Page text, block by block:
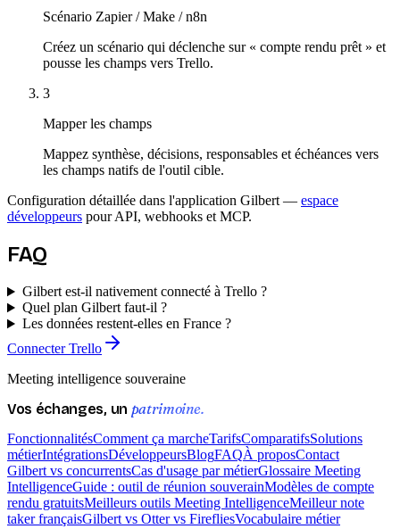
Scénario Zapier / Make / n8n
Créez un scénario qui déclenche sur « compte rendu prêt » et
pousse les champs vers Trello.
3
Mapper les champs
Mappez synthèse, décisions, responsables et échéances vers
les champs natifs de l'outil cible.
Configuration détaillée dans l'application Gilbert — espace
développeurs pour API, webhooks et MCP.
FAQ
Gilbert est-il nativement connecté à Trello ?
Quel plan Gilbert faut-il ?
Les données restent-elles en France ?
Connecter Trello
Meeting intelligence souveraine
Vos échanges, un patrimoine.
FonctionnalitésComment ça marcheTarifsComparatifsSolutions
métierIntégrationsDéveloppeursBlogFAQÀ proposContact
Gilbert vs concurrentsCas d'usage par métierGlossaire Meeting
IntelligenceGuide : outil de réunion souverainModèles de compte
rendu gratuitsMeilleurs outils Meeting IntelligenceMeilleur note
taker françaisGilbert vs Otter vs FirefliesVocabulaire métier